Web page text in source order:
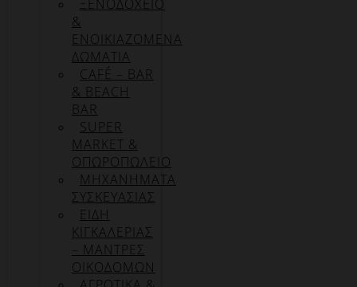
ΞΕΝΟΔΟΧΕΙΟ
&
ΕΝΟΙΚΙΑΖΟΜΕΝΑ
ΔΩΜΑΤΙΑ
CAFÉ – BAR
& BEACH
BAR
SUPER
MARKET &
ΟΠΩΡΟΠΩΛΕΙΟ
ΜΗΧΑΝΗΜΑΤΑ
ΣΥΣΚΕΥΑΣΙΑΣ
ΕΙΔΗ
ΚΙΓΚΑΛΕΡΙΑΣ
– ΜΑΝΤΡΕΣ
ΟΙΚΟΔΟΜΩΝ